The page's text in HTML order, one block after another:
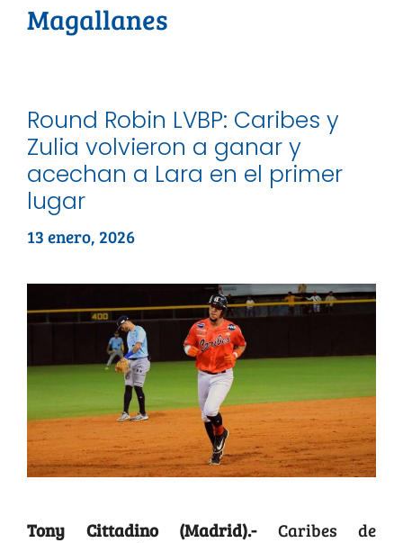
Magallanes
Round Robin LVBP: Caribes y
Zulia volvieron a ganar y
acechan a Lara en el primer
lugar
13 enero, 2026
Tony Cittadino (Madrid).-Caribes de